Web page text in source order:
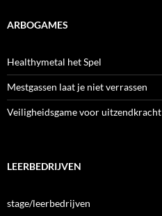
ARBOGAMES
Healthymetal het Spel
Mestgassen laat je niet verrassen
Veiligheidsgame voor uitzendkracht
LEERBEDRIJVEN
stage/leerbedrijven